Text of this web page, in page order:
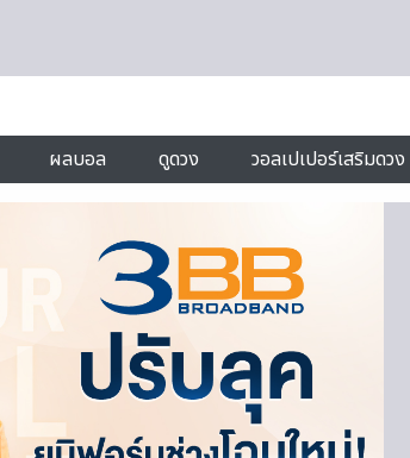
ผลบอล ดูดวง วอลเปเปอร์เสริมดวง